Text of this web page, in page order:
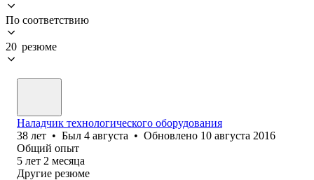
По соответствию
20 резюме
Наладчик технологического оборудования
38 лет • Был 4 августа • Обновлено 10 августа 2016
Общий опыт
5 лет 2 месяца
Другие резюме